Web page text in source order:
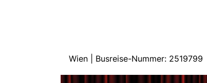
Wien | Busreise-Nummer: 2519799